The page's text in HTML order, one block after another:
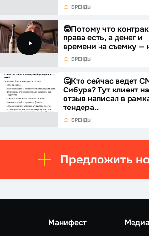
БРЕНДЫ
🤓Потому что
права есть, а денег и
времени на съемку —
БРЕНДЫ
🤔Кто сейчас ведет
Сибура? Тут клиент
отзыв написал в
тендера…
БРЕНДЫ
Предложить
Манифест